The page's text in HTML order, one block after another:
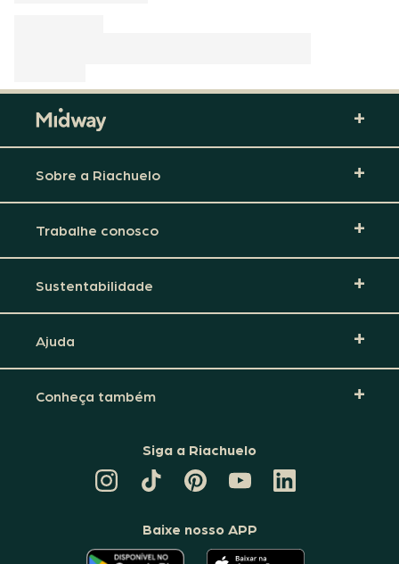
Sobre a Riachuelo
Trabalhe conosco
Sustentabilidade
Ajuda
Conheça também
Siga a Riachuelo
TIKTOK
DA
PINTEREST
DA
CANAL
DA
RIACHUELO
LINKEDIN
DA
Baixe nosso APP
O O